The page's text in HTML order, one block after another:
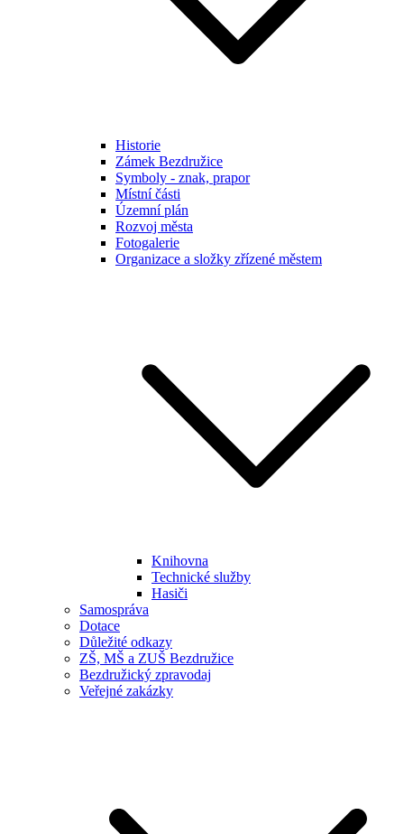
Historie
Zámek Bezdružice
Symboly - znak, prapor
Místní části
Územní plán
Rozvoj města
Fotogalerie
Organizace a složky zřízené městem
Knihovna
Technické služby
Hasiči
Samospráva
Dotace
Důležité odkazy
ZŠ, MŠ a ZUŠ Bezdružice
Bezdružický zpravodaj
Veřejné zakázky